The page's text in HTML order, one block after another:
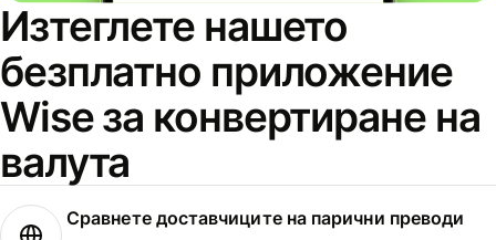
Изтеглете нашето
безплатно приложение
Wise за конвертиране на
валута
Сравнете доставчиците на парични преводи